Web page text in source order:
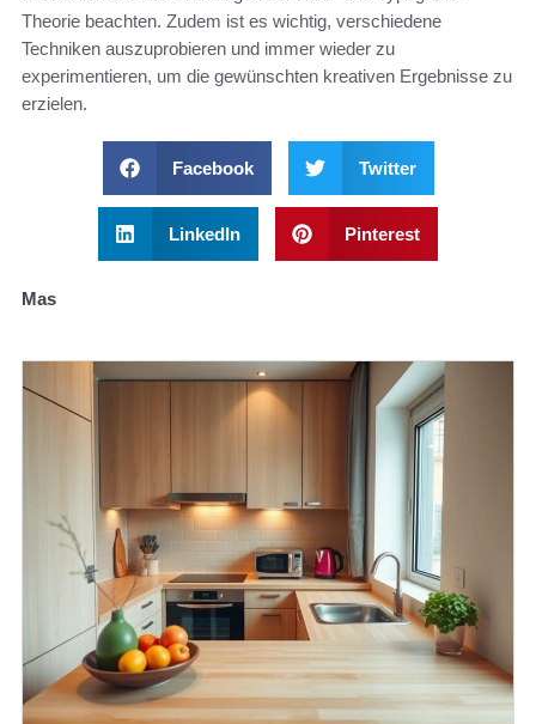
Theorie beachten. Zudem ist es wichtig, verschiedene
Techniken auszuprobieren und immer wieder zu
experimentieren, um die gewünschten kreativen Ergebnisse zu
erzielen.
Facebook Twitter
LinkedIn Pinterest
Mas